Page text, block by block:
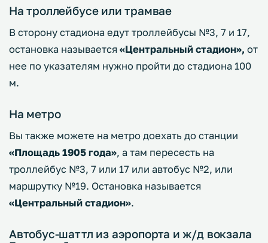
На троллейбусе или трамвае
В сторону стадиона едут троллейбусы №3, 7 и 17,
остановка называется «Центральный стадион», от
нее по указателям нужно пройти до стадиона 100
м.
На метро
Вы также можете на метро доехать до станции
«Площадь 1905 года», а там пересесть на
троллейбус №3, 7 или 17 или автобус №2, или
маршрутку №19. Остановка называется
«Центральный стадион».
Автобус-шаттл из аэропорта и ж/д вокзала